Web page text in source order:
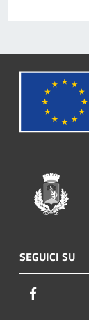
SEGUICI SU